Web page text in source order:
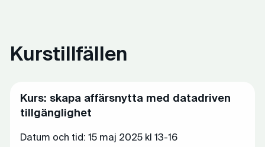
Kurstillfällen
Kurs: skapa affärsnytta med datadriven
tillgänglighet
Datum och tid: 15 maj 2025 kl 13-16